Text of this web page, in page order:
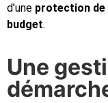
d’une protection
budget.
Une